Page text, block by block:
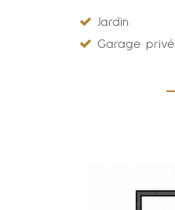
Jardin
Garage privé